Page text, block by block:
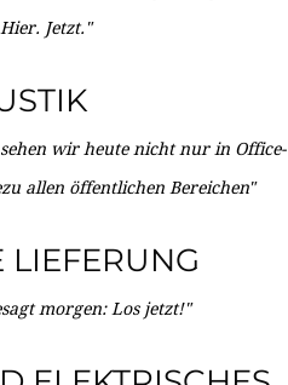
Jetzt."
wir heute nicht nur in Office-
allen öffentlichen Bereichen"
LIEFERUNG
morgen: Los jetzt!"